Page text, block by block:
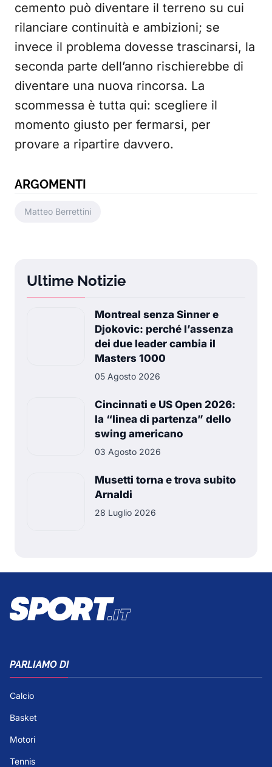
cemento può diventare il terreno su cui
rilanciare continuità e ambizioni; se
invece il problema dovesse trascinarsi, la
seconda parte dell’anno rischierebbe di
diventare una nuova rincorsa. La
scommessa è tutta qui: scegliere il
momento giusto per fermarsi, per
provare a ripartire davvero.
ARGOMENTI
Matteo Berrettini
Ultime Notizie
Montreal senza Sinner e
Djokovic: perché l’assenza
dei due leader cambia il
Masters 1000
05 Agosto 2026
Cincinnati e US Open 2026:
la “linea di partenza” dello
swing americano
03 Agosto 2026
Musetti torna e trova subito
Arnaldi
28 Luglio 2026
PARLIAMO DI
Calcio
Basket
Motori
Tennis